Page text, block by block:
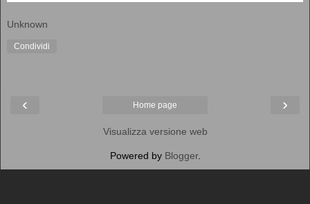
Unknown
Condividi
‹ ›
Home page
Visualizza versione web
Powered by Blogger.